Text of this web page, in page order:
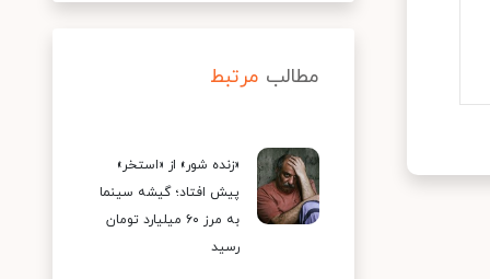
مطالب مرتبط
«زنده شور» از «استخر»
پیش افتاد؛ گیشه سینما
به مرز ۶۰ میلیارد تومان
رسید